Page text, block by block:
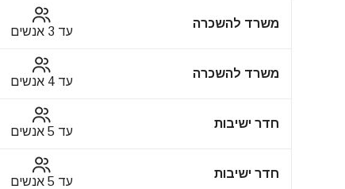
משרד להשכרה
עד 3 אנשים
משרד להשכרה
עד 4 אנשים
חדר ישיבות
עד 5 אנשים
חדר ישיבות
עד 5 אנשים